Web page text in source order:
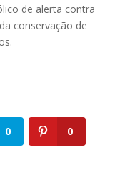
de alerta contra
conservação de
0 0